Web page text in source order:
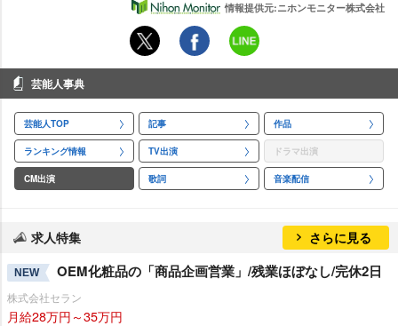
情報提供元:ニホンモニター株式会社
芸能人事典
芸能人TOP 記事 作品
ランキング情報 TV出演 ドラマ出演
CM出演 歌詞 音楽配信
求人特集 さらに見る
NEW OEM化粧品の「商品企画営業」/残業ほぼなし/完休2日
株式会社セラン
月給28万円～35万円